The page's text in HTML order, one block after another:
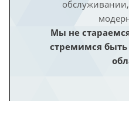
Мы не
стремимся